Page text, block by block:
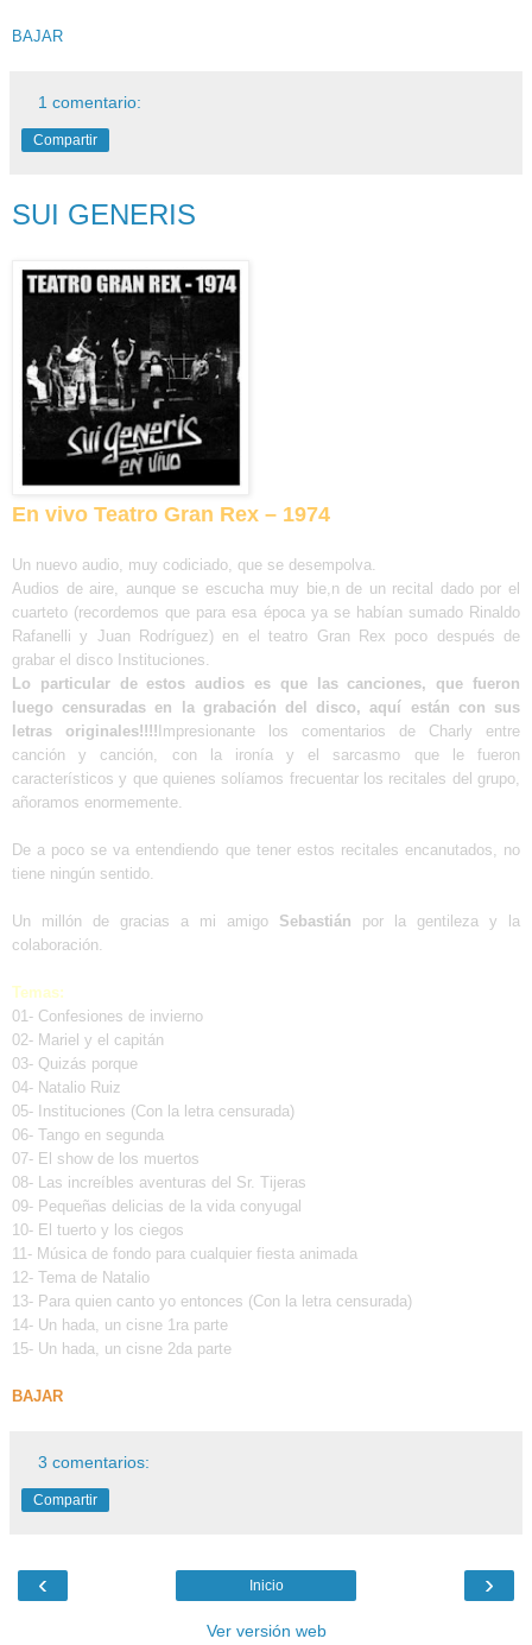
BAJAR
1 comentario:
Compartir
SUI GENERIS
En vivo Teatro Gran Rex – 1974
Un nuevo audio, muy codiciado, que se desempolva.
Audios de aire, aunque se escucha muy bie,n de un recital dado por el
cuarteto (recordemos que para esa época ya se habían sumado Rinaldo
Rafanelli y Juan Rodríguez) en el teatro Gran Rex poco después de
grabar el disco Instituciones.
Lo particular de estos audios es que las canciones, que fueron
luego censuradas en la grabación del disco, aquí están con sus
letras originales!!!! Impresionante los comentarios de Charly entre
canción y canción, con la ironía y el sarcasmo que le fueron
característicos y que quienes solíamos frecuentar los recitales del grupo,
añoramos enormemente.
De a poco se va entendiendo que tener estos recitales encanutados, no
tiene ningún sentido.
Un millón de gracias a mi amigo Sebastián por la gentileza y la
colaboración.
Temas:
01- Confesiones de invierno
02- Mariel y el capitán
03- Quizás porque
04- Natalio Ruiz
05- Instituciones (Con la letra censurada)
06- Tango en segunda
07- El show de los muertos
08- Las increíbles aventuras del Sr. Tijeras
09- Pequeñas delicias de la vida conyugal
10- El tuerto y los ciegos
11- Música de fondo para cualquier fiesta animada
12- Tema de Natalio
13- Para quien canto yo entonces (Con la letra censurada)
14- Un hada, un cisne 1ra parte
15- Un hada, un cisne 2da parte
BAJAR
3 comentarios:
Compartir
‹ ›
Inicio
Ver versión web